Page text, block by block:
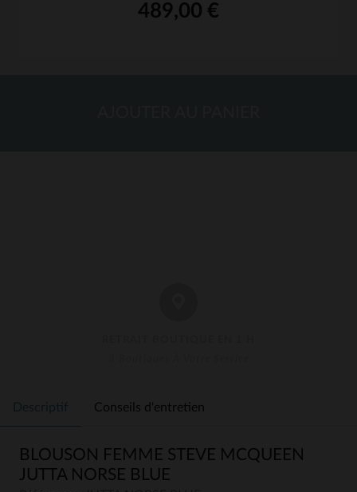
489,00 €
Descriptif Conseils d'entretien
BLOUSON FEMME STEVE MCQUEEN
JUTTA NORSE BLUE